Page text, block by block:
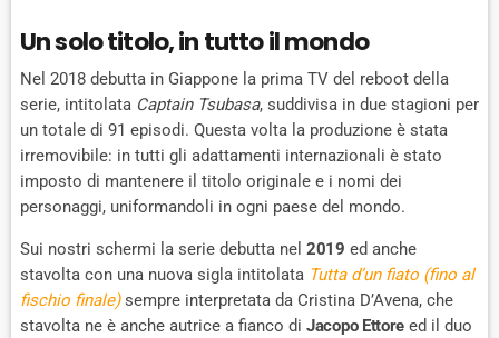
Un solo titolo, in tutto il mondo
Nel 2018 debutta in Giappone la prima TV del reboot della
serie, intitolata Captain Tsubasa, suddivisa in due stagioni per
un totale di 91 episodi. Questa volta la produzione è stata
irremovibile: in tutti gli adattamenti internazionali è stato
imposto di mantenere il titolo originale e i nomi dei
personaggi, uniformandoli in ogni paese del mondo.
Sui nostri schermi la serie debutta nel 2019 ed anche
stavolta con una nuova sigla intitolata Tutta d’un fiato (fino al
fischio finale) sempre interpretata da Cristina D’Avena, che
stavolta ne è anche autrice a fianco di Jacopo Ettore ed il duo